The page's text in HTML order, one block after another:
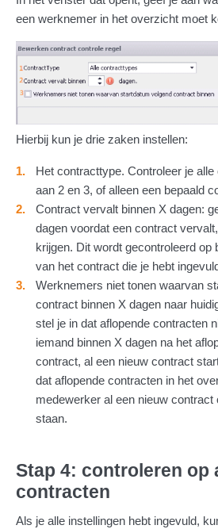
een werknemer in het overzicht moet
Hierbij kun je drie zaken instellen:
Het contracttype. Controleer je
aan 2 en 3, of alleen een bepaald
Contract vervalt binnen X dagen:
dagen voordat een contract
krijgen. Dit wordt gecontroleerd op
van het contract die je hebt
Werknemers niet tonen waarvan
contract binnen X dagen naar
stel je in dat aflopende contracten
iemand binnen X dagen na het
contract, al een nieuw contract
dat aflopende contracten in het
medewerker al een nieuw contract
staan.
Stap 4: controleren op
contracten
Als je alle instellingen hebt ingevuld,